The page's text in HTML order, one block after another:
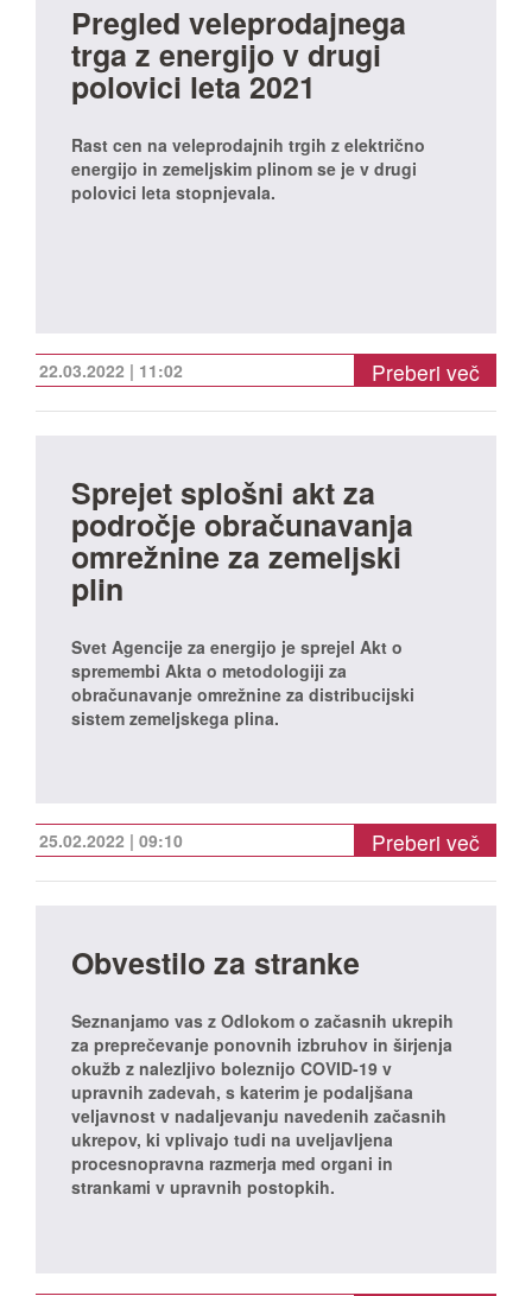
Pregled veleprodajnega
trga z energijo v drugi
polovici leta 2021
Rast cen na veleprodajnih trgih z električno
energijo in zemeljskim plinom se je v drugi
polovici leta stopnjevala.
22.03.2022 | 11:02 Preberi več
Sprejet splošni akt za
področje obračunavanja
omrežnine za zemeljski
plin
Svet Agencije za energijo je sprejel Akt o
spremembi Akta o metodologiji za
obračunavanje omrežnine za distribucijski
sistem zemeljskega plina.
25.02.2022 | 09:10 Preberi več
Obvestilo za stranke
Seznanjamo vas z Odlokom o začasnih ukrepih
za preprečevanje ponovnih izbruhov in širjenja
okužb z nalezljivo boleznijo COVID-19 v
upravnih zadevah, s katerim je podaljšana
veljavnost v nadaljevanju navedenih začasnih
ukrepov, ki vplivajo tudi na uveljavljena
procesnopravna razmerja med organi in
strankami v upravnih postopkih.